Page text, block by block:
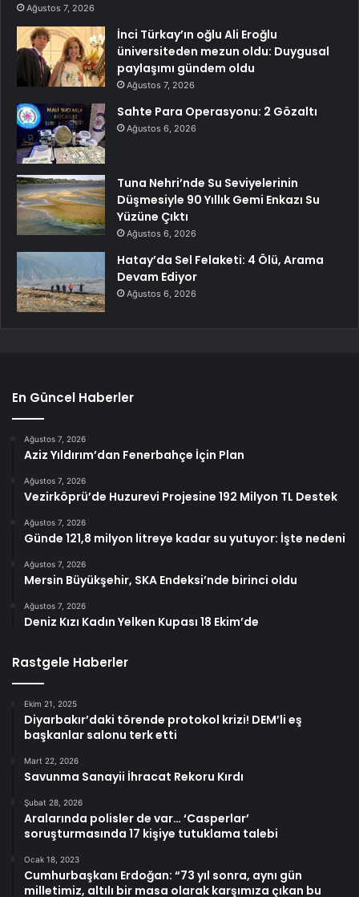
Ağustos 7, 2026
İnci Türkay’ın oğlu Ali Eroğlu
üniversiteden mezun oldu: Duygusal
paylaşımı gündem oldu
Ağustos 7, 2026
Sahte Para Operasyonu: 2 Gözaltı
Ağustos 6, 2026
Tuna Nehri’nde Su Seviyelerinin
Düşmesiyle 90 Yıllık Gemi Enkazı Su
Yüzüne Çıktı
Ağustos 6, 2026
Hatay’da Sel Felaketi: 4 Ölü, Arama
Devam Ediyor
Ağustos 6, 2026
En Güncel Haberler
Ağustos 7, 2026
Aziz Yıldırım’dan Fenerbahçe İçin Plan
Ağustos 7, 2026
Vezirköprü’de Huzurevi Projesine 192 Milyon TL Destek
Ağustos 7, 2026
Günde 121,8 milyon litreye kadar su yutuyor: İşte nedeni
Ağustos 7, 2026
Mersin Büyükşehir, SKA Endeksi’nde birinci oldu
Ağustos 7, 2026
Deniz Kızı Kadın Yelken Kupası 18 Ekim’de
Rastgele Haberler
Ekim 21, 2025
Diyarbakır’daki törende protokol krizi! DEM’li eş
başkanlar salonu terk etti
Mart 22, 2026
Savunma Sanayii İhracat Rekoru Kırdı
Şubat 28, 2026
Aralarında polisler de var… ‘Casperlar’
soruşturmasında 17 kişiye tutuklama talebi
Ocak 18, 2023
Cumhurbaşkanı Erdoğan: “73 yıl sonra, aynı gün
milletimiz, altılı bir masa olarak karşımıza çıkan bu